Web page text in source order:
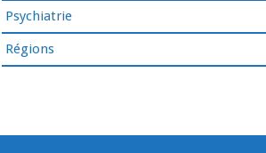
Psychiatrie
Régions